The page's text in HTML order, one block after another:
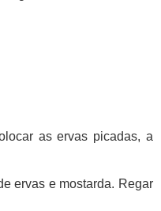
as ervas picadas, a
ervas e mostarda. Regar